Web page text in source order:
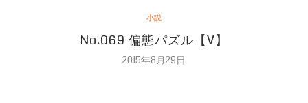
小説
No.069 偏態パズル【V】
2015年8月29日